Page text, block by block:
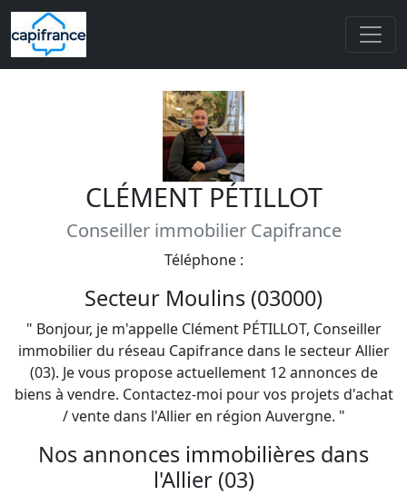
CLÉMENT PÉTILLOT
Conseiller immobilier Capifrance
Téléphone :
Secteur Moulins (03000)
" Bonjour, je m'appelle Clément PÉTILLOT, Conseiller
immobilier du réseau Capifrance dans le secteur Allier
(03). Je vous propose actuellement 12 annonces de
biens à vendre. Contactez-moi pour vos projets d'achat
/ vente dans l'Allier en région Auvergne. "
Nos annonces immobilières dans
l'Allier (03)